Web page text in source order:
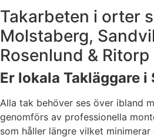
Takarbeten i orter
Molstaberg,
Rosenlund & Ritorp
Er lokala Takläggare i
Alla tak behöver ses över ibland
genomförs av professionella
som håller längre vilket